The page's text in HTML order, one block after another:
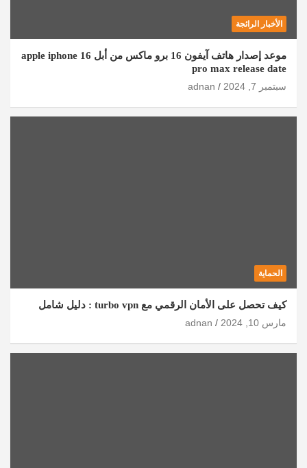
الأخبار الرائجة
موعد إصدار هاتف آيفون 16 برو ماكس من أبل apple iphone 16
pro max release date
سبتمبر 7, 2024
adnan
الحماية
كيف تحصل على الأمان الرقمي مع turbo vpn : دليل شامل
مارس 10, 2024
adnan